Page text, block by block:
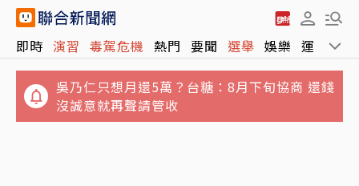
即時 演習 毒駕危機 熱門 要聞 選舉 娛樂 運動 全
吳乃仁只想月還5萬？台糖：8月下旬協商 還錢
沒誠意就再聲請管收